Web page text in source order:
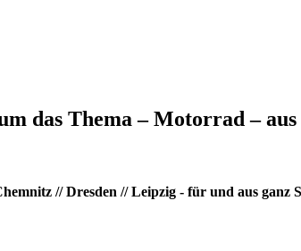
das Thema – Motorrad – aus
// Dresden // Leipzig - für und aus ganz